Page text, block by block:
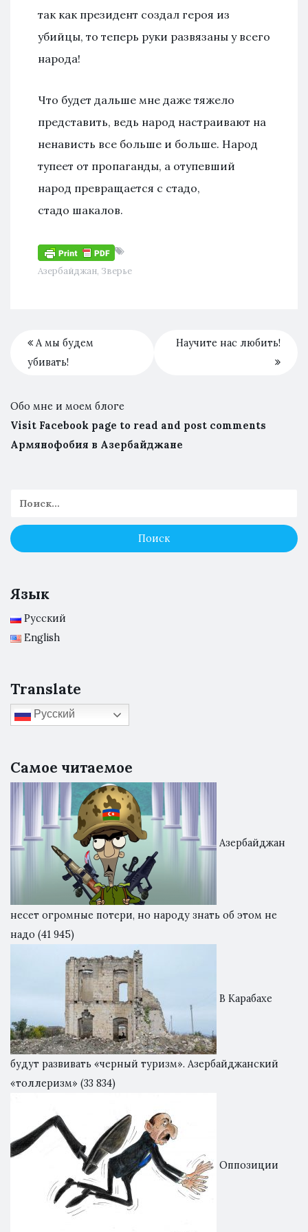
так как президент создал героя из
убийцы, то теперь руки развязаны у всего
народа!
Что будет дальше мне даже тяжело
представить, ведь народ настраивают на
ненависть все больше и больше. Народ
тупеет от пропаганды, а отупевший
народ превращается с стадо,
стадо шакалов.
Азербайджан, Зверье
А мы будем
убивать!
Научите нас любить!
Обо мне и моем блоге
Visit Facebook page to read and post comments
Армянофобия в Азербайджане
Язык
Русский
English
Translate
Русский
Самое читаемое
Азербайджан
несет огромные потери, но народу знать об этом не
надо (41 945)
В Карабахе
будут развивать «черный туризм». Азербайджанский
«толлеризм» (33 834)
Оппозиции